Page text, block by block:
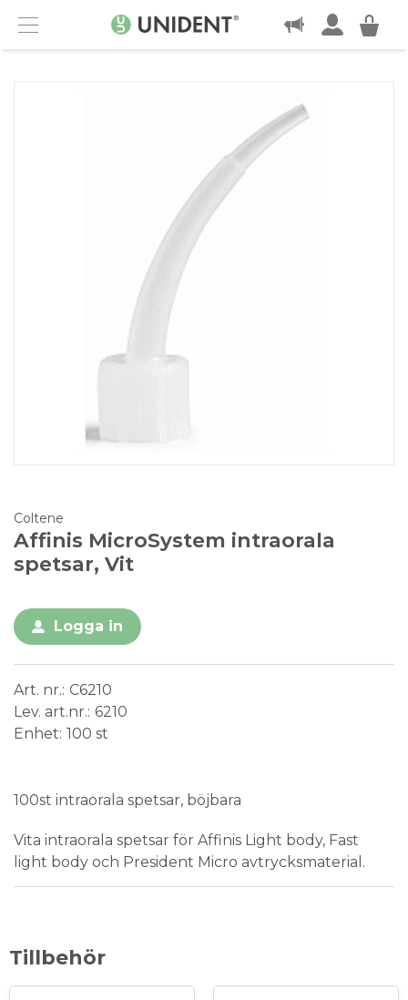
Menu
KONTAKT
Coltene
Affinis MicroSystem intraorala
spetsar, Vit
Logga in
Art. nr. C6210
Lev. art.nr. 6210
Enhet 100 st
100st intraorala spetsar, böjbara
Vita intraorala spetsar för Affinis Light body, Fast
light body och President Micro avtrycksmaterial.
Tillbehör